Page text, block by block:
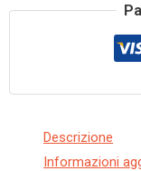
Descrizione
Informazioni